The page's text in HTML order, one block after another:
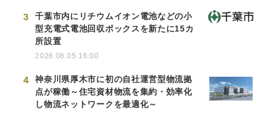
3
千葉市内にリチウムイオン電池などの小
型充電式電池回収ボックスを新たに15カ
所設置
2026.08.05 16:00
4
神奈川県厚木市に初の自社運営型物流拠
点が稼働～住宅資材物流を集約・効率化
し物流ネットワークを最適化～